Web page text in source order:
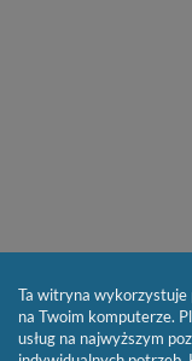
Ta witryna wykorzystuje
na Twoim komputerze.
usług na najwyższym